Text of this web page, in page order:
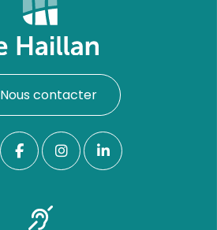
Nous contacter